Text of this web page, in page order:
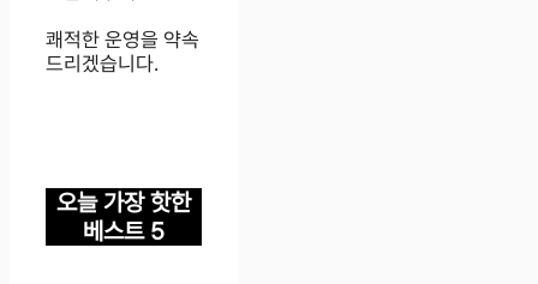
쾌적한 운영을 약속
드리겠습니다.
오늘 가장 핫한
베스트 5